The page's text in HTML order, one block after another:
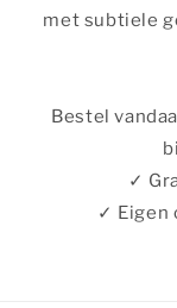
met subtiele
Bestel
✓
✓ Eigen